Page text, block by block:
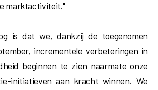
marktactiviteit."
is dat we, dankzij de toegenomen
incrementele verbeteringen in
beginnen te zien naarmate onze
initiatieven aan kracht winnen. We